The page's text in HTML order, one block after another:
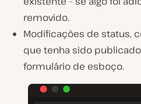
removido.
Modificações de status,
que tenha sido
formulário de esboço.